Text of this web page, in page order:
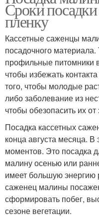
Сроки
пленку
Кассетные саженцы
посадочного
профильные питомники
чтобы избежать
того, чтобы молодые
либо заболевание из
чтобы обезопасить их
Посадка кассетных
конца августа месяца.
моментов. Это посадка
малину осенью или
имеет большую энергию
саженец малины
сформировать побег,
сезоне вегетации.